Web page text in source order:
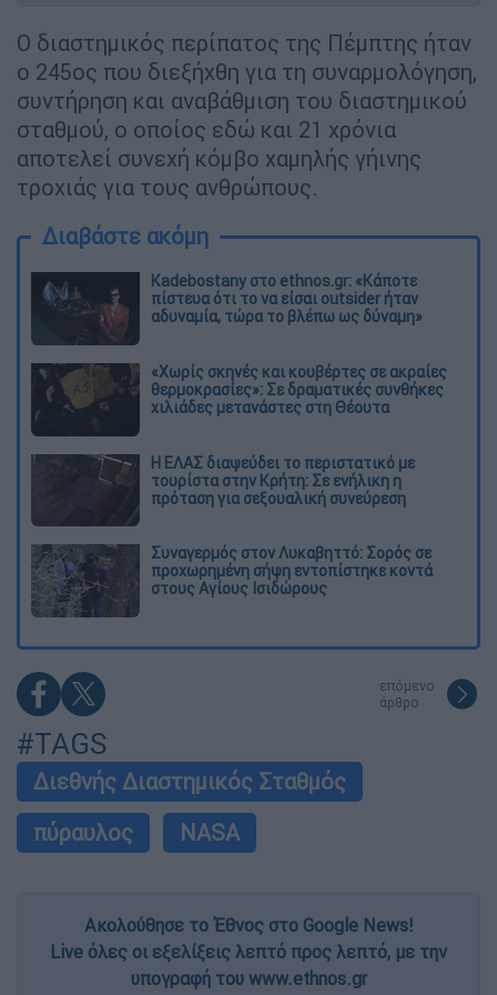
Ο διαστημικός περίπατος της Πέμπτης ήταν
ο 245ος που διεξήχθη για τη συναρμολόγηση,
συντήρηση και αναβάθμιση του διαστημικού
σταθμού, ο οποίος εδώ και 21 χρόνια
αποτελεί συνεχή κόμβο χαμηλής γήινης
τροχιάς για τους ανθρώπους.
Διαβάστε ακόμη
Kadebostany στο ethnos.gr: «Κάποτε
πίστευα ότι το να είσαι outsider ήταν
αδυναμία, τώρα το βλέπω ως δύναμη»
«Χωρίς σκηνές και κουβέρτες σε ακραίες
θερμοκρασίες»: Σε δραματικές συνθήκες
χιλιάδες μετανάστες στη Θέουτα
Η ΕΛΑΣ διαψεύδει το περιστατικό με
τουρίστα στην Κρήτη: Σε ενήλικη η
πρόταση για σεξουαλική συνεύρεση
Συναγερμός στον Λυκαβηττό: Σορός σε
προχωρημένη σήψη εντοπίστηκε κοντά
στους Αγίους Ισιδώρους
επόμενο
άρθρο
#TAGS
Διεθνής Διαστημικός Σταθμός
πύραυλος
NASA
Ακολούθησε το Έθνος στο Google News!
Live όλες οι εξελίξεις λεπτό προς λεπτό, με την
υπογραφή του www.ethnos.gr